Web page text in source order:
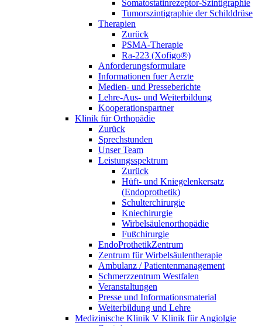
Somatostatinrezeptor-Szintigraphie
Tumorszintigraphie der Schilddrüse
Therapien
Zurück
PSMA-Therapie
Ra-223 (Xofigo®)
Anforderungsformulare
Informationen fuer Aerzte
Medien- und Presseberichte
Lehre-Aus- und Weiterbildung
Kooperationspartner
Klinik für Orthopädie
Zurück
Sprechstunden
Unser Team
Leistungsspektrum
Zurück
Hüft- und Kniegelenkersatz
(Endoprothetik)
Schulterchirurgie
Kniechirurgie
Wirbelsäulenorthopädie
Fußchirurgie
EndoProthetikZentrum
Zentrum für Wirbelsäulentherapie
Ambulanz / Patientenmanagement
Schmerzzentrum Westfalen
Veranstaltungen
Presse und Informationsmaterial
Weiterbildung und Lehre
Medizinische Klinik V Klinik für Angiolgie